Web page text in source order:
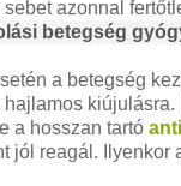
azonnal
betegség
a betegség
kiújulásra.
a hosszan tartó
jól reagál. Ilyenkor